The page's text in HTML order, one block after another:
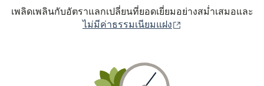
เพลิดเพลินกับอัตราแลกเปลี่ยนที่ยอดเยี่ยมอย่างสม่ำเสมอและ
ไม่มีค่าธรรมเนียมแฝง